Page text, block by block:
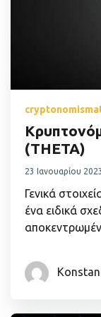
(THETA)
23 Ιανουαρίου 2023
Γενικά
ένα ειδικά